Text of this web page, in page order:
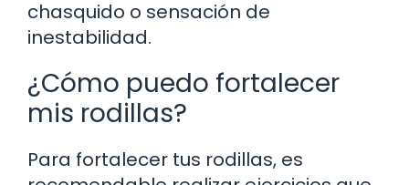
chasquido o sensación de
inestabilidad.
¿Cómo puedo fortalecer
mis rodillas?
Para fortalecer tus rodillas, es